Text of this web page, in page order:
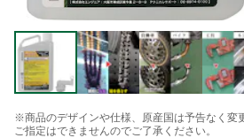
※商品のデザインや仕様、原産国は予告なく変
ご指定はできませんのでご了承ください。